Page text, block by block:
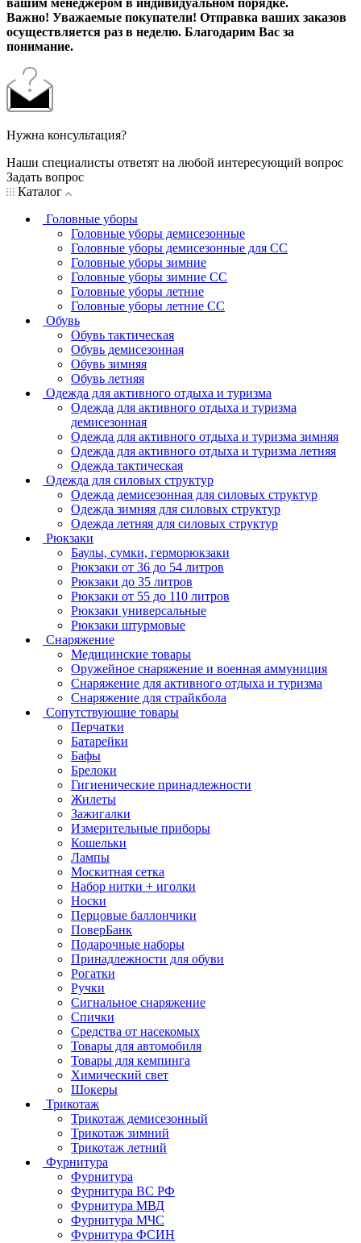
вашим менеджером в индивидуальном порядке.
Важно! Уважаемые покупатели! Отправка ваших заказов
осуществляется раз в неделю. Благодарим Вас за
понимание.
Нужна консультация?
Наши специалисты ответят на любой интересующий вопрос
Задать вопрос
Каталог
Головные уборы
Головные уборы демисезонные
Головные уборы демисезонные для СС
Головные уборы зимние
Головные уборы зимние СС
Головные уборы летние
Головные уборы летние СС
Обувь
Обувь тактическая
Обувь демисезонная
Обувь зимняя
Обувь летняя
Одежда для активного отдыха и туризма
Одежда для активного отдыха и туризма
демисезонная
Одежда для активного отдыха и туризма зимняя
Одежда для активного отдыха и туризма летняя
Одежда тактическая
Одежда для силовых структур
Одежда демисезонная для силовых структур
Одежда зимняя для силовых структур
Одежда летняя для силовых структур
Рюкзаки
Баулы, сумки, герморюкзаки
Рюкзаки от 36 до 54 литров
Рюкзаки до 35 литров
Рюкзаки от 55 до 110 литров
Рюкзаки универсальные
Рюкзаки штурмовые
Снаряжение
Медицинские товары
Оружейное снаряжение и военная аммуниция
Снаряжение для активного отдыха и туризма
Снаряжение для страйкбола
Сопутствующие товары
Перчатки
Батарейки
Бафы
Брелоки
Гигиенические принадлежности
Жилеты
Зажигалки
Измерительные приборы
Кошельки
Лампы
Москитная сетка
Набор нитки + иголки
Носки
Перцовые баллончики
ПоверБанк
Подарочные наборы
Принадлежности для обуви
Рогатки
Ручки
Сигнальное снаряжение
Спички
Средства от насекомых
Товары для автомобиля
Товары для кемпинга
Химический свет
Шокеры
Трикотаж
Трикотаж демисезонный
Трикотаж зимний
Трикотаж летний
Фурнитура
Фурнитура
Фурнитура ВС РФ
Фурнитура МВД
Фурнитура МЧС
Фурнитура ФСИН